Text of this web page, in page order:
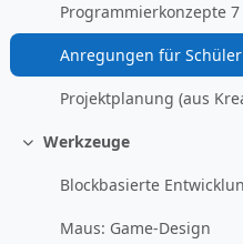
Programmierkonzepte 7
Anregungen für Schüler
Einklappen
Werkzeuge
Maus: Game-Design